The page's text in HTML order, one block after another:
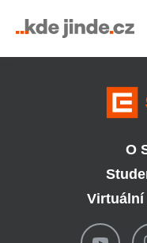
O
Virtuální